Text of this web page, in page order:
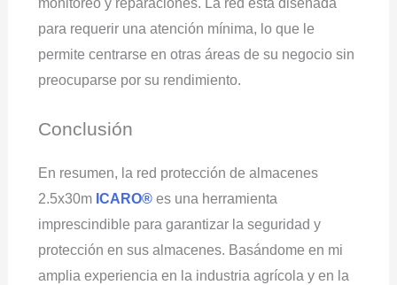
para requerir una atención mínima, lo que le
permite centrarse en otras áreas de su negocio sin
preocuparse por su rendimiento.
Conclusión
En resumen, la red protección de almacenes
2.5x30m ICARO®es una herramienta
imprescindible para garantizar la seguridad y
protección en sus almacenes. Basándome en mi
amplia experiencia en la industria agrícola y en la